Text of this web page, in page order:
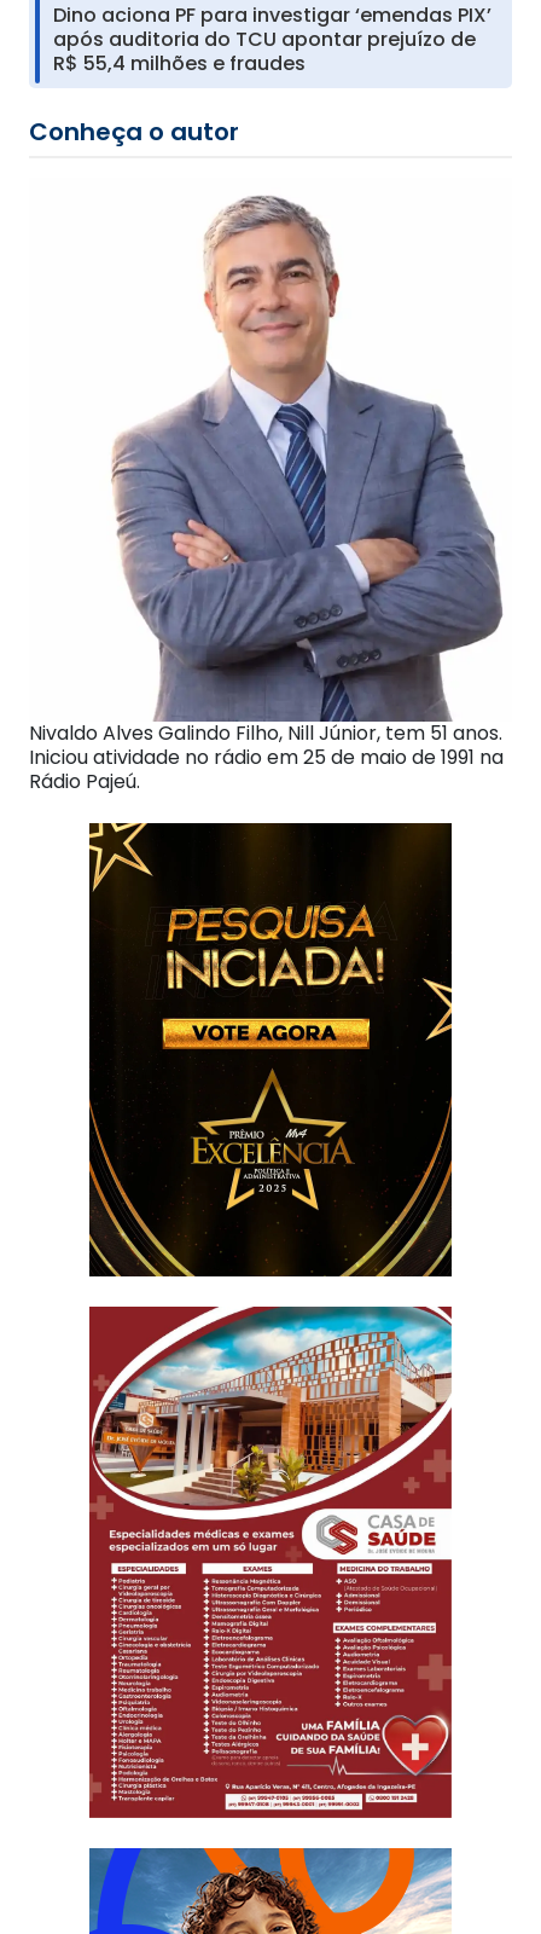
Dino aciona PF para investigar ‘emendas PIX’
após auditoria do TCU apontar prejuízo de
R$ 55,4 milhões e fraudes
Conheça o autor
Nivaldo Alves Galindo Filho, Nill Júnior, tem 51 anos.
Iniciou atividade no rádio em 25 de maio de 1991 na
Rádio Pajeú.